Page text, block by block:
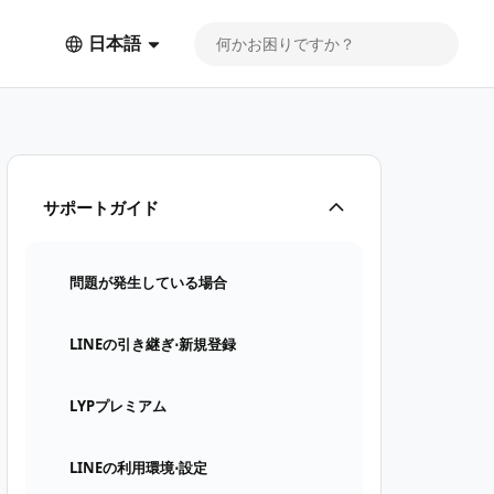
日本語
サポートガイド
問題が発生している場合
LINEの引き継ぎ⋅新規登録
LYPプレミアム
LINEの利用環境⋅設定